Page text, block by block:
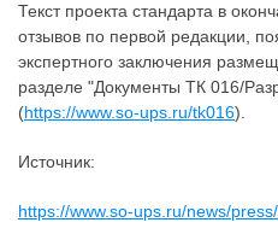
Текст проекта стандарта в
отзывов по первой редакции,
экспертного заключения
разделе "Документы ТК 016/
(https://www.so-ups.ru/tk016).
Источник:
https://www.so-ups.ru/news/